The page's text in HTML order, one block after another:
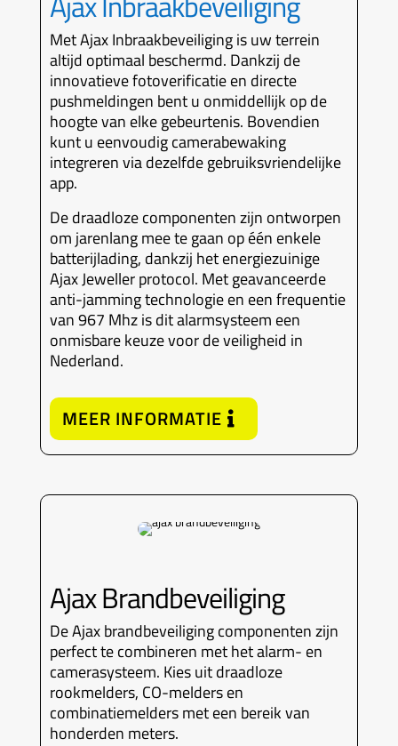
Met Ajax Inbraakbeveiliging is uw terrein
altijd optimaal beschermd. Dankzij de
innovatieve fotoverificatie en directe
pushmeldingen bent u onmiddellijk op de
hoogte van elke gebeurtenis. Bovendien
kunt u eenvoudig camerabewaking
integreren via dezelfde gebruiksvriendelijke
app.
De draadloze componenten zijn ontworpen
om jarenlang mee te gaan op één enkele
batterijlading, dankzij het energiezuinige
Ajax Jeweller protocol. Met geavanceerde
anti-jamming technologie en een frequentie
van 967 Mhz is dit alarmsysteem een
onmisbare keuze voor de veiligheid in
Nederland.
MEER INFORMATIE
Ajax Brandbeveiliging
De Ajax brandbeveiliging componenten zijn
perfect te combineren met het alarm- en
camerasysteem. Kies uit draadloze
rookmelders, CO-melders en
combinatiemelders met een bereik van
honderden meters.